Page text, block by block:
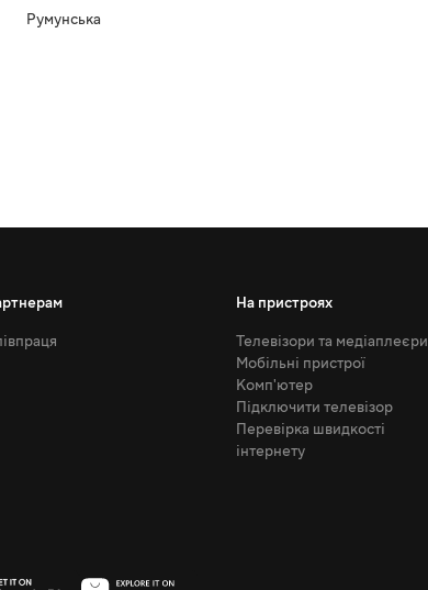
Румунська
На пристроях
Телевізори та медіаплеєри
Мобільні пристрої
Комп'ютер
Підключити телевізор
Перевірка швидкості
інтернету